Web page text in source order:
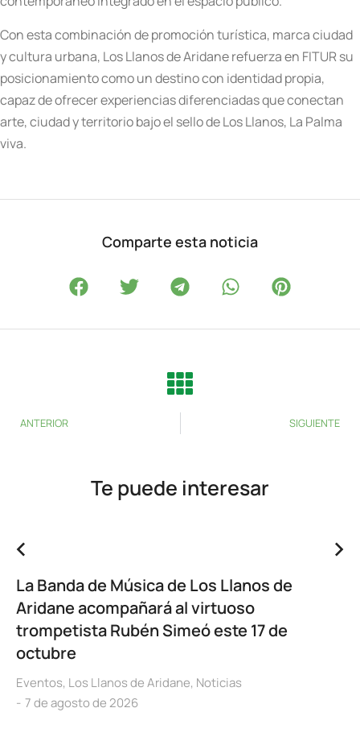
Con esta combinación de promoción turística, marca ciudad
y cultura urbana, Los Llanos de Aridane refuerza en FITUR su
posicionamiento como un destino con identidad propia,
capaz de ofrecer experiencias diferenciadas que conectan
arte, ciudad y territorio bajo el sello de Los Llanos, La Palma
viva.
Comparte esta noticia
ANTERIOR SIGUIENTE
Te puede interesar
La Banda de Música de Los Llanos de
Aridane acompañará al virtuoso
trompetista Rubén Simeó este 17 de
octubre
Eventos, Los Llanos de Aridane, Noticias
7 de agosto de 2026